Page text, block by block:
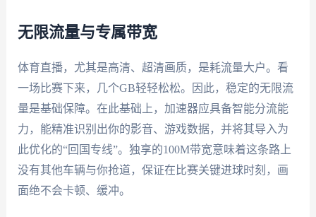
无限流量与专属带宽
体育直播，尤其是高清、超清画质，是耗流量大户。看
一场比赛下来，几个GB轻轻松松。因此，稳定的无限流
量是基础保障。在此基础上，加速器应具备智能分流能
力，能精准识别出你的影音、游戏数据，并将其导入为
此优化的“回国专线”。独享的100M带宽意味着这条路上
没有其他车辆与你抢道，保证在比赛关键进球时刻，画
面绝不会卡顿、缓冲。